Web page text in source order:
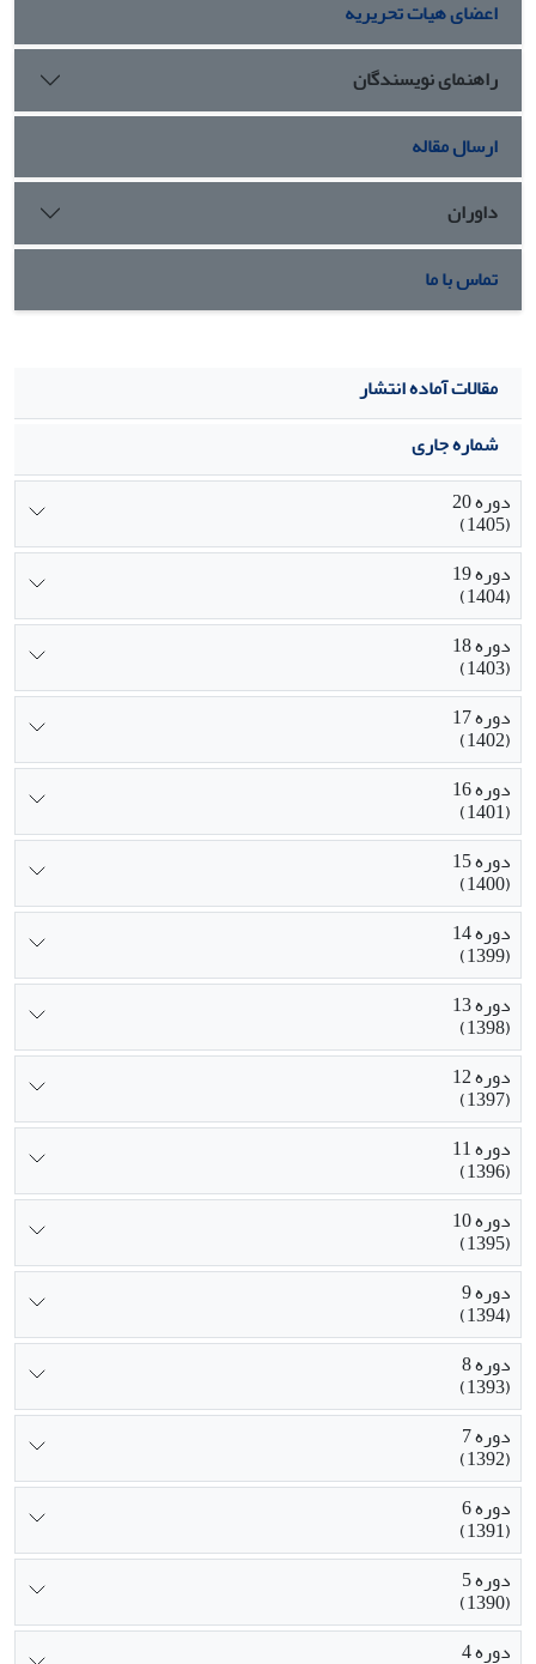
نیمه‌حضوری بالاتر از شبانه بود.
اعضای هیات تحریریه
راهنمای نویسندگان
ارسال مقاله
داوران
تماس با ما
مقالات آماده انتشار
شماره جاری
دوره 20
(1405)
دوره 19
(1404)
دوره 18
(1403)
دوره 17
(1402)
دوره 16
(1401)
دوره 15
(1400)
دوره 14
(1399)
دوره 13
(1398)
دوره 12
(1397)
دوره 11
(1396)
دوره 10
(1395)
دوره 9
(1394)
دوره 8
(1393)
دوره 7
(1392)
دوره 6
(1391)
دوره 5
(1390)
دوره 4